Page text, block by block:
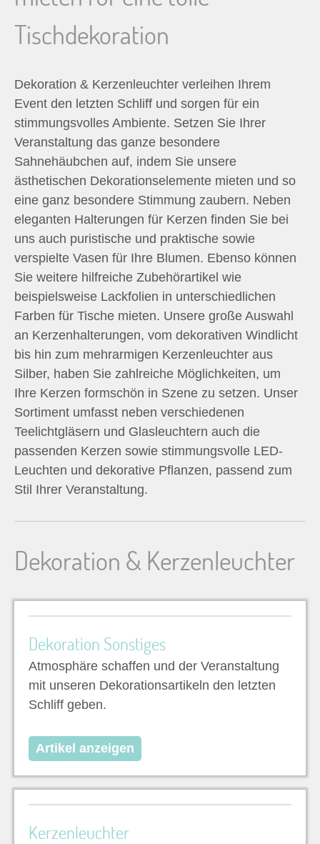
n
a
:
Tischdekoration
Dekoration & Kerzenleuchter verleihen Ihrem
Event den letzten Schliff und sorgen für ein
stimmungsvolles Ambiente. Setzen Sie Ihrer
Veranstaltung das ganze besondere
Sahnehäubchen auf, indem Sie unsere
ästhetischen Dekorationselemente mieten und so
eine ganz besondere Stimmung zaubern. Neben
eleganten Halterungen für Kerzen finden Sie bei
uns auch puristische und praktische sowie
verspielte Vasen für Ihre Blumen. Ebenso können
Sie weitere hilfreiche Zubehörartikel wie
beispielsweise Lackfolien in unterschiedlichen
Farben für Tische mieten. Unsere große Auswahl
an Kerzenhalterungen, vom dekorativen Windlicht
bis hin zum mehrarmigen Kerzenleuchter aus
Silber, haben Sie zahlreiche Möglichkeiten, um
Ihre Kerzen formschön in Szene zu setzen. Unser
Sortiment umfasst neben verschiedenen
Teelichtgläsern und Glasleuchtern auch die
passenden Kerzen sowie stimmungsvolle LED-
Leuchten und dekorative Pflanzen, passend zum
Stil Ihrer Veranstaltung.
Dekoration & Kerzenleuchter
Dekoration Sonstiges
Atmosphäre schaffen und der Veranstaltung
mit unseren Dekorationsartikeln den letzten
Schliff geben.
Artikel anzeigen
Kerzenleuchter